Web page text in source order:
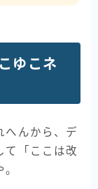
ゆこネ
へんから、デ
て「ここは改